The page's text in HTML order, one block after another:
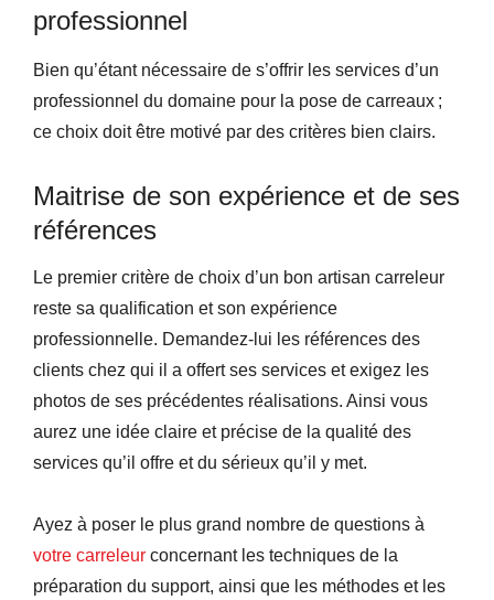
professionnel
Bien qu’étant nécessaire de s’offrir les services d’un
professionnel du domaine pour la pose de carreaux ;
ce choix doit être motivé par des critères bien clairs.
Maitrise de son expérience et de ses
références
Le premier critère de choix d’un bon artisan carreleur
reste sa qualification et son expérience
professionnelle. Demandez-lui les références des
clients chez qui il a offert ses services et exigez les
photos de ses précédentes réalisations. Ainsi vous
aurez une idée claire et précise de la qualité des
services qu’il offre et du sérieux qu’il y met.
Ayez à poser le plus grand nombre de questions à
votre carreleur concernant les techniques de la
préparation du support, ainsi que les méthodes et les